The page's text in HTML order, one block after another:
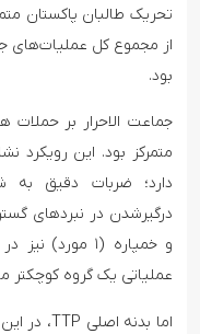
از مجموع کل عملیات‌های
بود.
متمرکز بود. این رویکرد
دارد؛ ضربات دقیق
و خمپاره (۱
عملیاتی یک گروه کوچکتر